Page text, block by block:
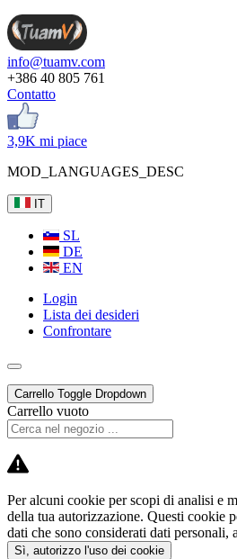
info@tuamv.com
+386 40 805 761
Contatto
3,9K mi piace
MOD_LANGUAGES_DESC
IT
SL
DE
EN
Login
Lista dei desideri
Confrontare
Carrello Toggle Dropdown
Carrello vuoto
Per alcuni cookie per scopi di analisi e
della tua autorizzazione. Questi cookie
dati che sono considerati dati personali,
Sì, autorizzo l'uso dei cookie